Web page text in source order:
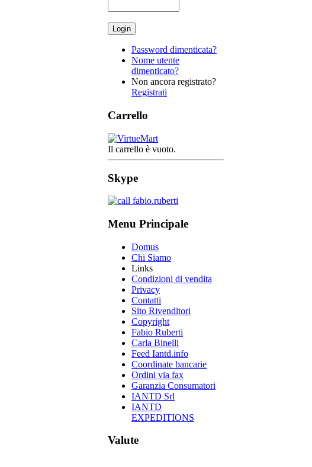
Password dimenticata?
Nome utente
dimenticato?
Non ancora registrato?
Registrati
Carrello
Il carrello è vuoto.
Skype
Menu Principale
Domus
Chi Siamo
Links
Condizioni di vendita
Privacy
Contatti
Sito Rivenditori
Copyright
Fabio Ruberti
Carla Binelli
Feed Iantd.info
Coordinate bancarie
Ordini via fax
Garanzia Consumatori
IANTD Srl
IANTD
EXPEDITIONS
Valute